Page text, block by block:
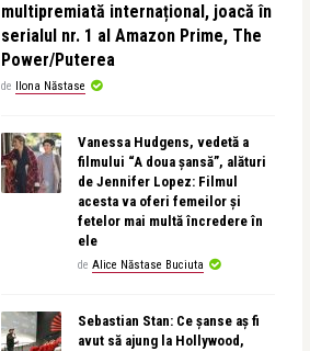
multipremiată internațional, joacă în
serialul nr. 1 al Amazon Prime, The
Power/Puterea
de Ilona Năstase
Vanessa Hudgens, vedetă a
filmului “A doua șansă”, alături
de Jennifer Lopez: Filmul
acesta va oferi femeilor și
fetelor mai multă încredere în
ele
de Alice Năstase Buciuta
Sebastian Stan: Ce șanse aș fi
avut să ajung la Hollywood,